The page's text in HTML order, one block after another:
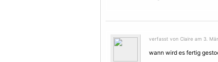
verfasst von Claire am 3.
wann wird es fertig